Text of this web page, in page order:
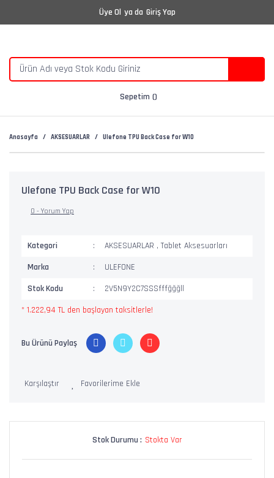
Üye Ol ya da Giriş Yap
Sepetim
Anasayfa AKSESUARLAR Ulefone TPU Back Case for W10
Ulefone TPU Back Case for W10
0 - Yorum Yap
Kategori AKSESUARLAR ,Tablet Aksesuarları
Marka
ULEFONE
Stok Kodu
2V5N9Y2C7SSSfffğğğll
* 1.222,94 TL den başlayan taksitlerle!
Bu Ürünü Paylaş
Karşılaştır
Stok Durumu : Stokta Var